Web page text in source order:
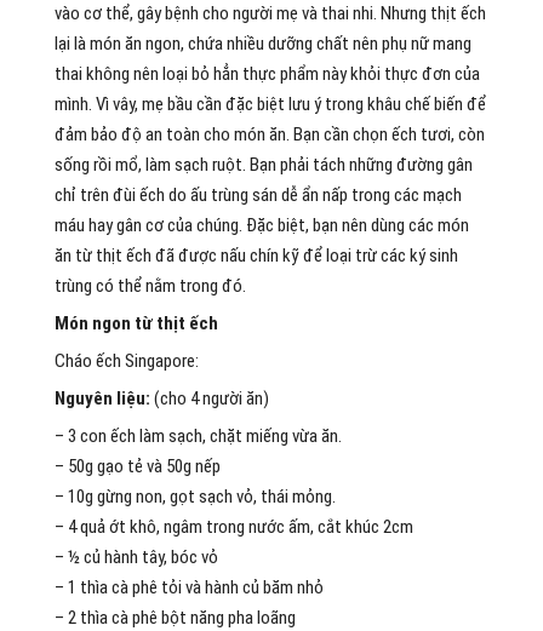
vào cơ thể, gây bệnh cho người mẹ và thai nhi. Nhưng thịt ếch
lại là món ăn ngon, chứa nhiều dưỡng chất nên phụ nữ mang
thai không nên loại bỏ hẳn thực phẩm này khỏi thực đơn của
mình. Vì vây, mẹ bầu cần đặc biệt lưu ý trong khâu chế biến để
đảm bảo độ an toàn cho món ăn. Bạn cần chọn ếch tươi, còn
sống rồi mổ, làm sạch ruột. Bạn phải tách những đường gân
chỉ trên đùi ếch do ấu trùng sán dễ ẩn nấp trong các mạch
máu hay gân cơ của chúng. Đặc biệt, bạn nên dùng các món
ăn từ thịt ếch đã được nấu chín kỹ để loại trừ các ký sinh
trùng có thể nằm trong đó.
Món ngon từ thịt ếch
Cháo ếch Singapore:
Nguyên liệu: (cho 4 người ăn)
– 3 con ếch làm sạch, chặt miếng vừa ăn.
– 50g gạo tẻ và 50g nếp
– 10g gừng non, gọt sạch vỏ, thái mỏng.
– 4 quả ớt khô, ngâm trong nước ấm, cắt khúc 2cm
– ½ củ hành tây, bóc vỏ
– 1 thìa cà phê tỏi và hành củ băm nhỏ
– 2 thìa cà phê bột năng pha loãng